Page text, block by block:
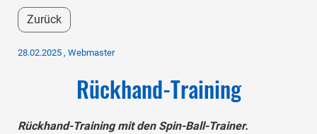
Zurück
28.02.2025 , Webmaster
Rückhand-Training
Rückhand-Training mit den Spin-Ball-Trainer.